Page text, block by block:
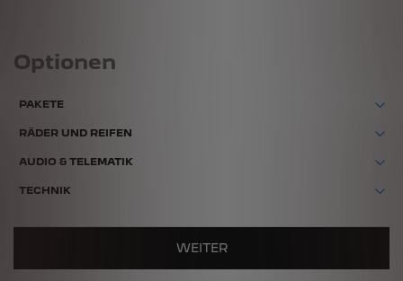
Optionen
PAKETE
RÄDER UND REIFEN
AUDIO & TELEMATIK
TECHNIK
WEITER